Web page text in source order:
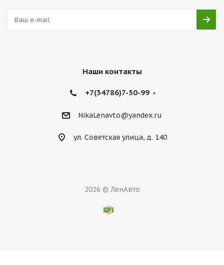
Наши контакты
+7(34786)7-50-99
NikaLenavto@yandex.ru
ул. Советская улица, д. 140
2026 © ЛенАвто